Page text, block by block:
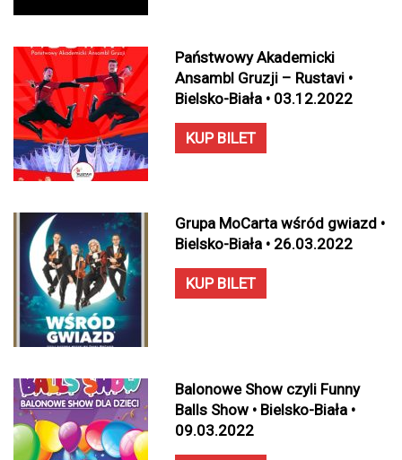
Państwowy Akademicki
Ansambl Gruzji – Rustavi •
Bielsko-Biała • 03.12.2022
KUP BILET
Grupa MoCarta wśród gwiazd •
Bielsko-Biała • 26.03.2022
KUP BILET
Balonowe Show czyli Funny
Balls Show • Bielsko-Biała •
09.03.2022